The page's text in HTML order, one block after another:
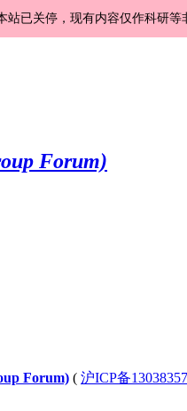
站已关停，现有内容仅作科研等
Forum) ( 沪ICP备